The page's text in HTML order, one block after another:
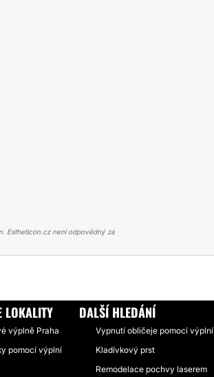
Estheticon.cz není odpovědný za
LOKALITY
výplně Praha
pomocí výplní
DALŠÍ HLEDÁNÍ
Vypnutí obličeje pomocí výplní
Kladívkový prst
Remodelace pochvy laserem